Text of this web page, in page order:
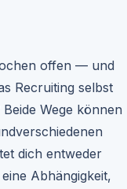
offen — und
Recruiting selbst
Wege können
dich entweder
Abhängigkeit,